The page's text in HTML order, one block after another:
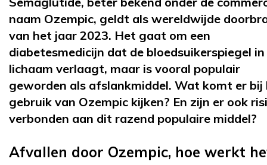
naam Ozempic, geldt als wereldwijde
van het jaar 2023. Het gaat om een
diabetesmedicijn dat de bloedsuikerspiegel
lichaam verlaagt, maar is vooral populair
geworden als afslankmiddel. Wat komt er bij
gebruik van Ozempic kijken? En zijn er ook
verbonden aan dit razend populaire middel?
Afvallen door Ozempic, hoe werkt